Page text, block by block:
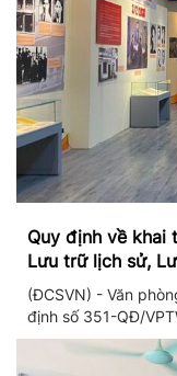
Quy định về khai
Lưu trữ lịch sử,
Đảng và Văn
(ĐCSVN) - Văn
định số 351-QĐ/